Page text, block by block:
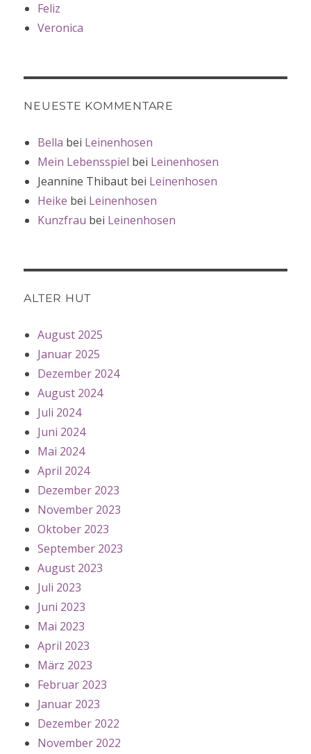
Feliz
Veronica
NEUESTE KOMMENTARE
Bella bei Leinenhosen
Mein Lebensspiel bei Leinenhosen
Jeannine Thibaut bei Leinenhosen
Heike bei Leinenhosen
Kunzfrau bei Leinenhosen
ALTER HUT
August 2025
Januar 2025
Dezember 2024
August 2024
Juli 2024
Juni 2024
Mai 2024
April 2024
Dezember 2023
November 2023
Oktober 2023
September 2023
August 2023
Juli 2023
Juni 2023
Mai 2023
April 2023
März 2023
Februar 2023
Januar 2023
Dezember 2022
November 2022